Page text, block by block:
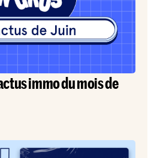
immo du mois de